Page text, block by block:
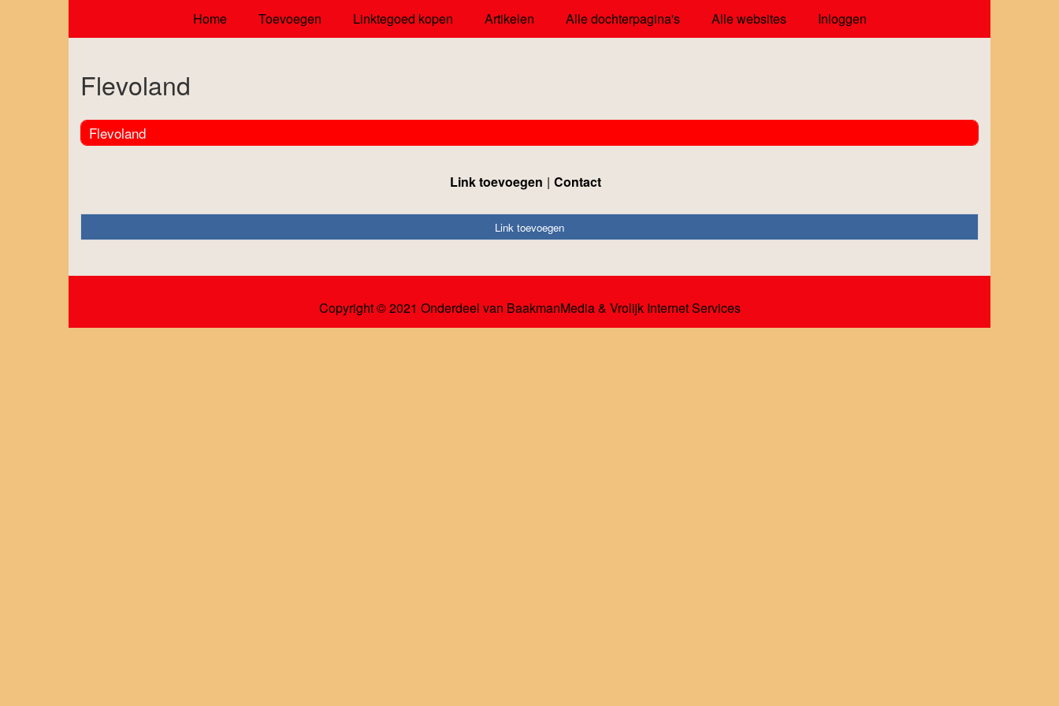
Home Toevoegen Linktegoed kopen Artikelen Alle dochterpagina's Alle websites Inloggen
Flevoland
Flevoland
Link toevoegen Contact
Link toevoegen
Copyright © 2021 Onderdeel van BaakmanMedia& Vrolijk Internet Services